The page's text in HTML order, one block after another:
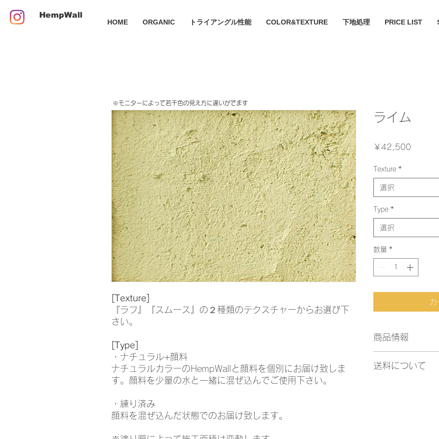
HempWall
HOME ORGANIC トライアングル性能 COLOR&TEXTURE 下地処理 PRICE LIST
[Texture]
『ラフ』『スムース』の２種類のテクスチャーからお選び下
さい。
[Type]
・ナチュラル+顔料
ナチュラルカラーのHempWallと顔料を個別にお届け致しま
す。顔料を少量の水と一緒に混ぜ込んでご使用下さい。
・練り済み
顔料を混ぜ込んだ状態でのお届け致します。
ライム
￥42,500
Texture *
選択
Type *
選択
数量 *
商品情報
・『スムース』
送料について
​※モニターによって若干色の見え方に違いがでます